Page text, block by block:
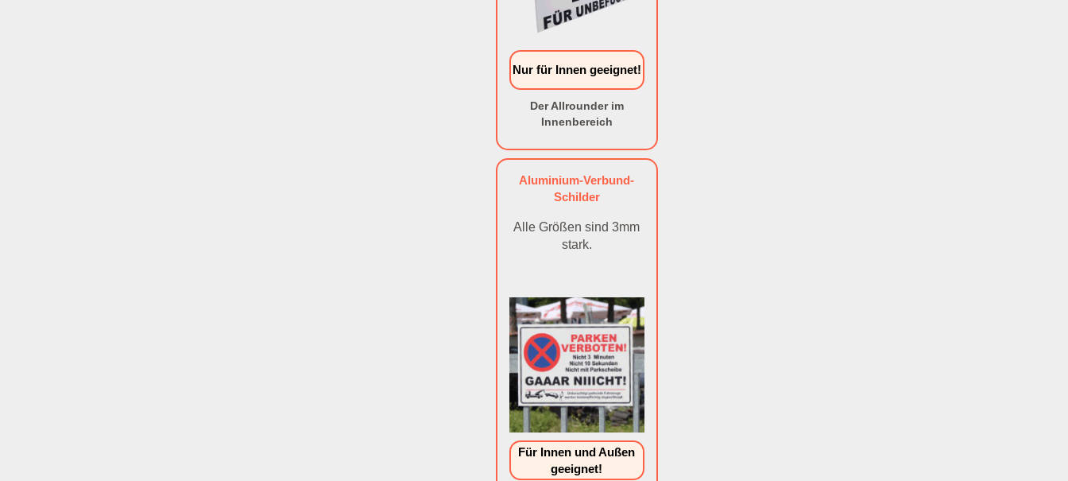
Nur für Innen geeignet!
Der Allrounder im
Innenbereich
Aluminium-Verbund-
Schilder
Alle Größen sind 3mm
stark.
Für Innen und Außen
geeignet!